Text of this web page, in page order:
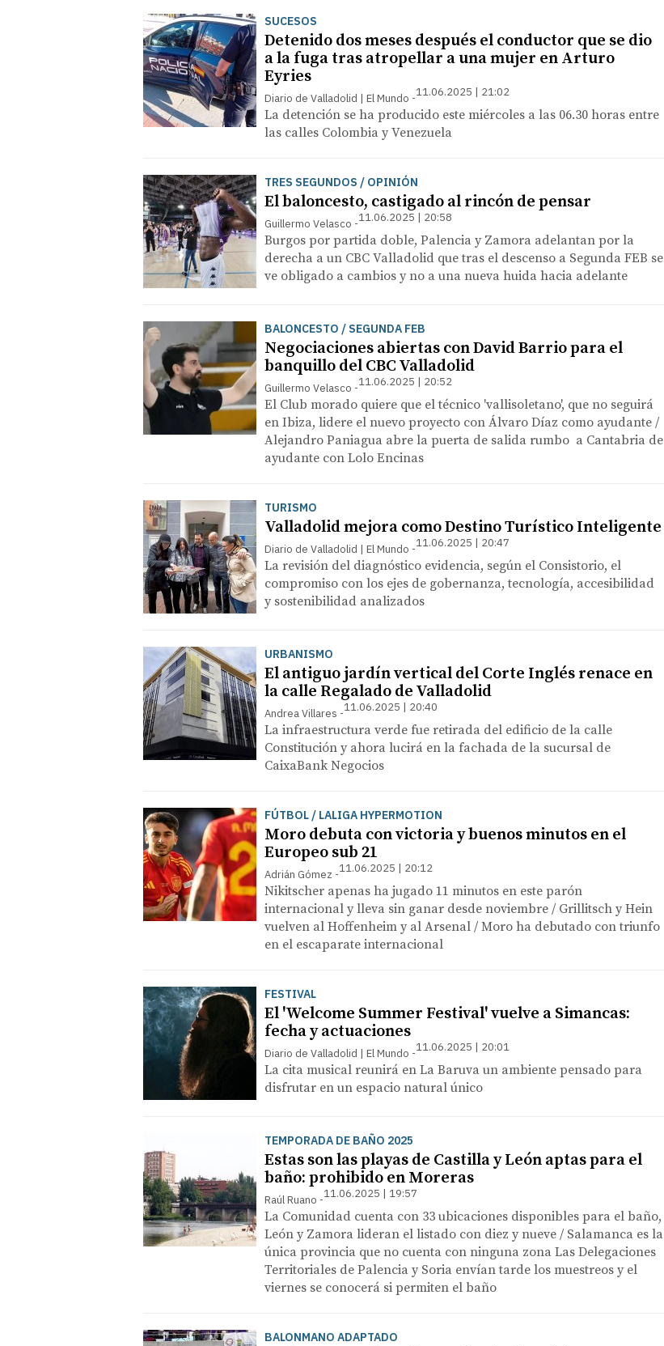
SUCESOS
Detenido dos meses después el conductor que se dio
a la fuga tras atropellar a una mujer en Arturo
Eyries
Diario de Valladolid | El Mundo 11.06.2025 | 21:02
La detención se ha producido este miércoles a las 06.30 horas entre
las calles Colombia y Venezuela
TRES SEGUNDOS / OPINIÓN
El baloncesto, castigado al rincón de pensar
Guillermo Velasco 11.06.2025 | 20:58
Burgos por partida doble, Palencia y Zamora adelantan por la
derecha a un CBC Valladolid que tras el descenso a Segunda FEB se
ve obligado a cambios y no a una nueva huida hacia adelante
BALONCESTO / SEGUNDA FEB
Negociaciones abiertas con David Barrio para el
banquillo del CBC Valladolid
Guillermo Velasco 11.06.2025 | 20:52
El Club morado quiere que el técnico 'vallisoletano', que no seguirá
en Ibiza, lidere el nuevo proyecto con Álvaro Díaz como ayudante /
Alejandro Paniagua abre la puerta de salida rumbo a Cantabria de
ayudante con Lolo Encinas
TURISMO
Valladolid mejora como Destino Turístico Inteligente
Diario de Valladolid | El Mundo 11.06.2025 | 20:47
La revisión del diagnóstico evidencia, según el Consistorio, el
compromiso con los ejes de gobernanza, tecnología, accesibilidad
y sostenibilidad analizados
URBANISMO
El antiguo jardín vertical del Corte Inglés renace en
la calle Regalado de Valladolid
Andrea Villares 11.06.2025 | 20:40
La infraestructura verde fue retirada del edificio de la calle
Constitución y ahora lucirá en la fachada de la sucursal de
CaixaBank Negocios
FÚTBOL / LALIGA HYPERMOTION
Moro debuta con victoria y buenos minutos en el
Europeo sub 21
Adrián Gómez 11.06.2025 | 20:12
Nikitscher apenas ha jugado 11 minutos en este parón
internacional y lleva sin ganar desde noviembre / Grillitsch y Hein
vuelven al Hoffenheim y al Arsenal / Moro ha debutado con triunfo
en el escaparate internacional
FESTIVAL
El 'Welcome Summer Festival' vuelve a Simancas:
fecha y actuaciones
Diario de Valladolid | El Mundo 11.06.2025 | 20:01
La cita musical reunirá en La Baruva un ambiente pensado para
disfrutar en un espacio natural único
TEMPORADA DE BAÑO 2025
Estas son las playas de Castilla y León aptas para el
baño: prohibido en Moreras
Raúl Ruano 11.06.2025 | 19:57
La Comunidad cuenta con 33 ubicaciones disponibles para el baño,
León y Zamora lideran el listado con diez y nueve / Salamanca es la
única provincia que no cuenta con ninguna zona Las Delegaciones
Territoriales de Palencia y Soria envían tarde los muestreos y el
viernes se conocerá si permiten el baño
BALONMANO ADAPTADO